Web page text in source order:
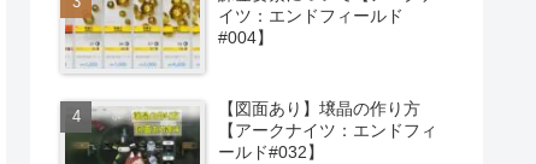
イツ：エンドフィールド
#004】
【図面あり】壌晶の作り方
【アークナイツ：エンドフィ
ールド#032】